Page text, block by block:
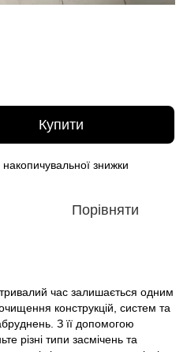
Купити
знижки
Порівняти
час залишається одним
конструкцій, систем та
З її допомогою
різні типи засмічень та